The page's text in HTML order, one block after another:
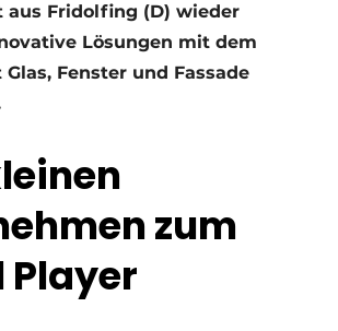
aus Fridolfing (D) wieder
Lösungen mit dem
Fenster und Fassade
zum
Player